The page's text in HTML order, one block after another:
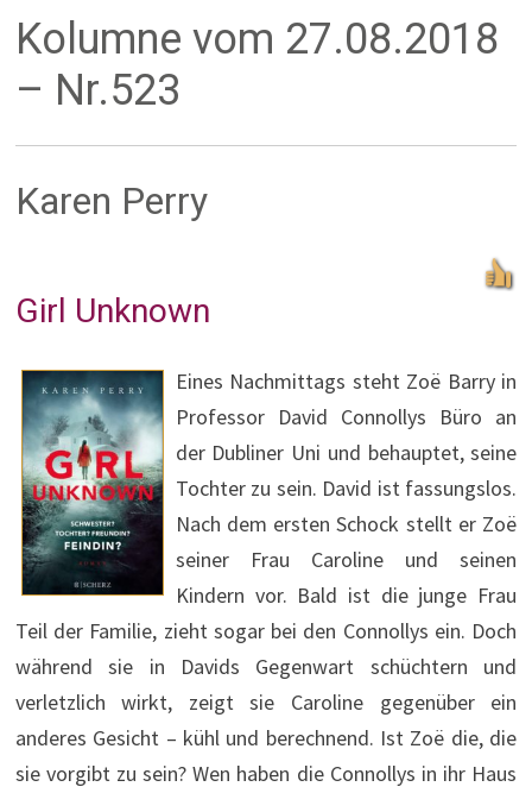
Kolumne vom 27.08.2018
– Nr.523
Karen Perry
Girl Unknown
Eines Nachmittags steht Zoë Barry in
Professor David Connollys Büro an
der Dubliner Uni und behauptet, seine
Tochter zu sein. David ist fassungslos.
Nach dem ersten Schock stellt er Zoë
seiner Frau Caroline und seinen
Kindern vor. Bald ist die junge Frau
Teil der Familie, zieht sogar bei den Connollys ein. Doch
während sie in Davids Gegenwart schüchtern und
verletzlich wirkt, zeigt sie Caroline gegenüber ein
anderes Gesicht – kühl und berechnend. Ist Zoë die, die
sie vorgibt zu sein? Wen haben die Connollys in ihr Haus